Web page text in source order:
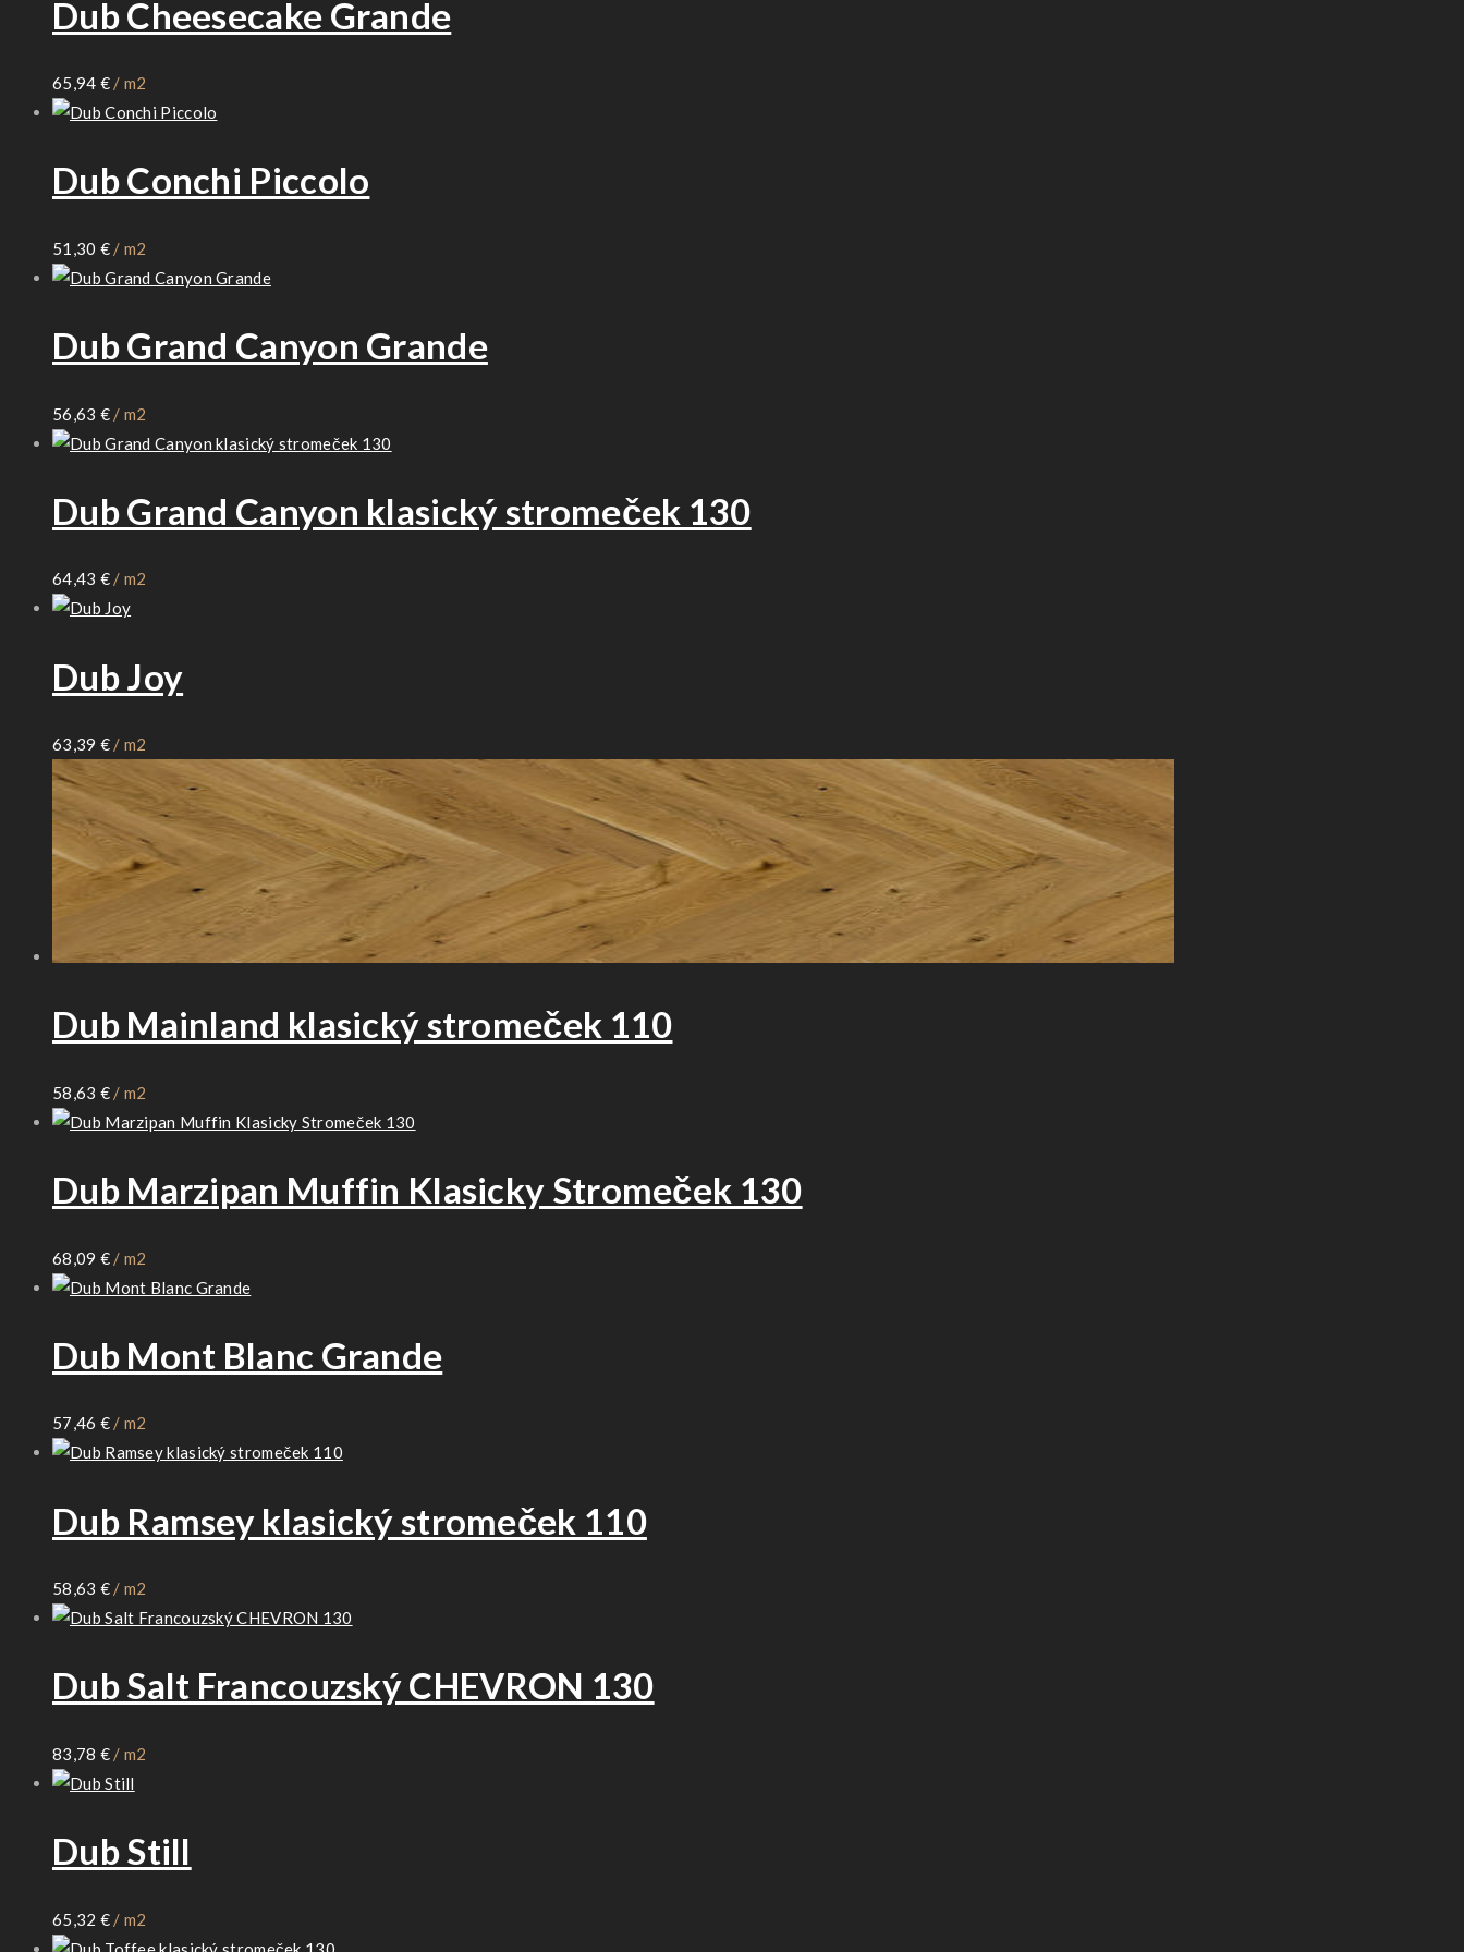
Dub Cheesecake Grande
65,94 € / m2
Dub Conchi Piccolo
51,30 € / m2
Dub Grand Canyon Grande
56,63 € / m2
Dub Grand Canyon klasický stromeček 130
64,43 € / m2
Dub Joy
63,39 € / m2
Dub Mainland klasický stromeček 110
58,63 € / m2
Dub Marzipan Muffin Klasicky Stromeček 130
68,09 € / m2
Dub Mont Blanc Grande
57,46 € / m2
Dub Ramsey klasický stromeček 110
58,63 € / m2
Dub Salt Francouzský CHEVRON 130
83,78 € / m2
Dub Still
65,32 € / m2